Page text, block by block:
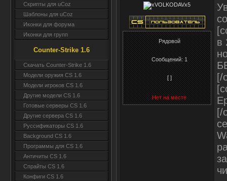
Скрипты для uCoz
Шаблоны для uCoz
Иконки для форума
Иконки для групп
Counter-Strike 1.6
Скачать Counter-Strike 1.6
Модели оружия CS 1.6
Модели игроков CS 1.6
Другие модели CS 1.6
Готовые серверы CS 1.6
Другие сервера CS 1.6
Руссификаторы CS 1.6
Background CS 1.6
Программы для CS 1.6
Античиты CS 1.6
Спрайты CS 1.6
Конфиги CS 1.6
Рядовой
Сообщений:1
[ ]
Нет на месте
в
[/
[/